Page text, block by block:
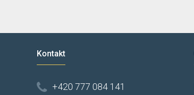
Kontakt
+420 777 084 141